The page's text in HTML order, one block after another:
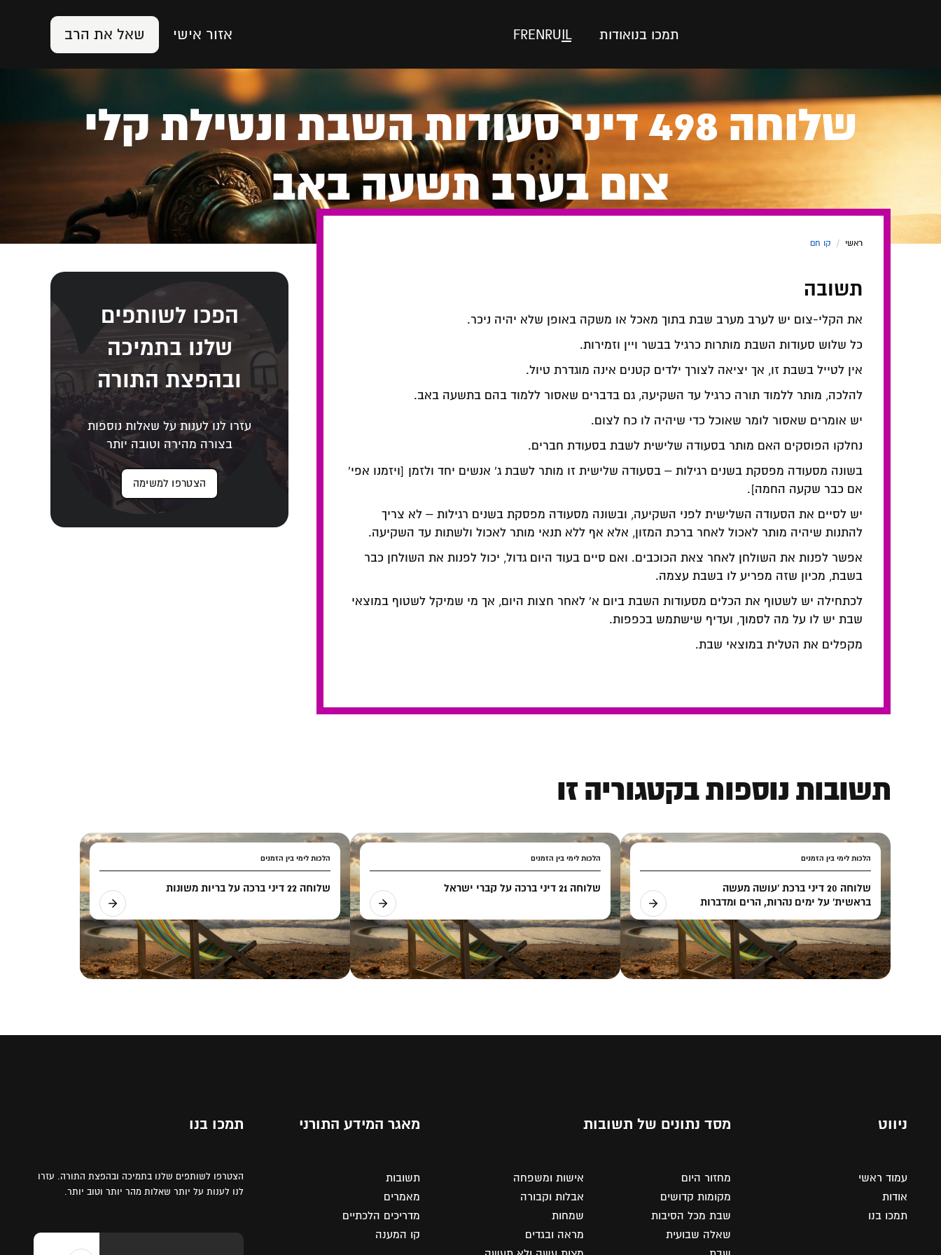
תמכו בנואודות IL
RU
EN
FR אזור אישי שאל את הרב
שלוחה 498 דיני סעודות השבת ונטילת קלי
צום בערב תשעה באב
ראשי / קו חם
תשובה
את הקלי-צום יש לערב מערב שבת בתוך מאכל או משקה באופן שלא יהיה ניכר.
כל שלוש סעודות השבת מותרות כרגיל בבשר ויין וזמירות.
אין לטייל בשבת זו, אך יציאה לצורך ילדים קטנים אינה מוגדרת טיול.
להלכה, מותר ללמוד תורה כרגיל עד השקיעה, גם בדברים שאסור ללמוד בהם בתשעה באב.
יש אומרים שאסור לומר שאוכל כדי שיהיה לו כח לצום.
נחלקו הפוסקים האם מותר בסעודה שלישית לשבת בסעודת חברים.
בשונה מסעודה מפסקת בשנים רגילות – בסעודה שלישית זו מותר לשבת ג' אנשים יחד ולזמן [ויזמנו אפי'
אם כבר שקעה החמה].
יש לסיים את הסעודה השלישית לפני השקיעה, ובשונה מסעודה מפסקת בשנים רגילות – לא צריך
להתנות שיהיה מותר לאכול לאחר ברכת המזון, אלא אף ללא תנאי מותר לאכול ולשתות עד השקיעה.
אפשר לפנות את השולחן לאחר צאת הכוכבים. ואם סיים בעוד היום גדול, יכול לפנות את השולחן כבר
בשבת, מכיון שזה מפריע לו בשבת עצמה.
לכתחילה יש לשטוף את הכלים מסעודות השבת ביום א' לאחר חצות היום, אך מי שמיקל לשטוף במוצאי
שבת יש לו על מה לסמוך, ועדיף שישתמש בכפפות.
מקפלים את הטלית במוצאי שבת.
הפכו לשותפים
שלנו בתמיכה
ובהפצת התורה
עזרו לנו לענות על שאלות נוספות
בצורה מהירה וטובה יותר
הצטרפו למשימה
תשובות נוספות בקטגוריה זו
הלכות לימי בין הזמנים
שלוחה 20 דיני ברכת 'עושה מעשה
בראשית' על ימים נהרות, הרים ומדברות
הלכות לימי בין הזמנים
שלוחה 21 דיני ברכה על קברי ישראל
הלכות לימי בין הזמנים
שלוחה 22 דיני ברכה על בריות משונות
ניווט
עמוד ראשי
אודות
תמכו בנו
מסד נתונים של תשובות
מחזור היום
מקומות קדושים
שבת מכל הסיבות
שאלה שבועית
אישות ומשפחה
אבלות וקבורה
שמחות
מראה ובגדים
מאגר המידע התורני
תשובות
מאמרים
מדריכים הלכתיים
קו המענה
תמכו בנו
הצטרפו לשותפים שלנו בתמיכה ובהפצת התורה. עזרו
לנו לענות על יותר שאלות מהר יותר וטוב יותר.